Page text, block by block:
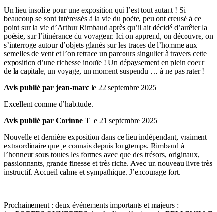
Un lieu insolite pour une exposition qui l’est tout autant ! Si
beaucoup se sont intéressés à la vie du poète, peu ont creusé à ce
point sur la vie d’Arthur Rimbaud après qu’il ait décidé d’arrêter la
poésie, sur l’itinérance du voyageur. Ici on apprend, on découvre, on
s’interroge autour d’objets glanés sur les traces de l’homme aux
semelles de vent et l’on retrace un parcours singulier à travers cette
exposition d’une richesse inouïe ! Un dépaysement en plein coeur
de la capitale, un voyage, un moment suspendu … à ne pas rater !
Avis publié par jean-marc le 22 septembre 2025
Excellent comme d’habitude.
Avis publié par Corinne T le 21 septembre 2025
Nouvelle et dernière exposition dans ce lieu indépendant, vraiment
extraordinaire que je connais depuis longtemps. Rimbaud à
l’honneur sous toutes les formes avec que des trésors, originaux,
passionnants, grande finesse et très riche. Avec un nouveau livre très
instructif. Accueil calme et sympathique. J’encourage fort.
Prochainement : deux événements importants et majeurs :